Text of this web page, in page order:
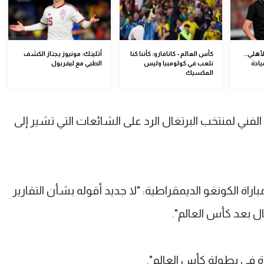
كأس العالم - كانافارو: كأننا كنا
نلعب في كولومبيا وليس
المكسيك
أثليتك: مونيوز يجتاز الكشف
الطبي مع ليفربول
لمنتخب البرتغال الرد على الشائعات التي تشير إلى
الكونغو الديمقراطية: "لا جديد أقوله بشأن التقارير
بعد كأس العالم".
في بطولة كأس العالم".